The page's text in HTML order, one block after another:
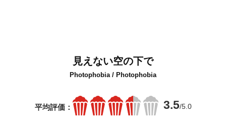
見えない空の下で
Photophobia / Photophobia
平均評価： 3.5/5.0